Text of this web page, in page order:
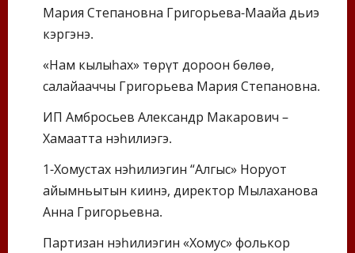
Мария Степановна Григорьева-Маайа дьиэ
кэргэнэ.
«Нам кылыһах» төрүт дорҕоон бөлөҕө,
салайааччы Григорьева Мария Степановна.
ИП Амбросьев Александр Макарович –
Хамаҕатта нэһилиэгэ.
1-Хомустах нэһилиэгин “Алгыс» Норуот
айымньытын киинэ, директор Мылаханова
Анна Григорьевна.
Партизан нэһилиэгин «Хомус» фолькор